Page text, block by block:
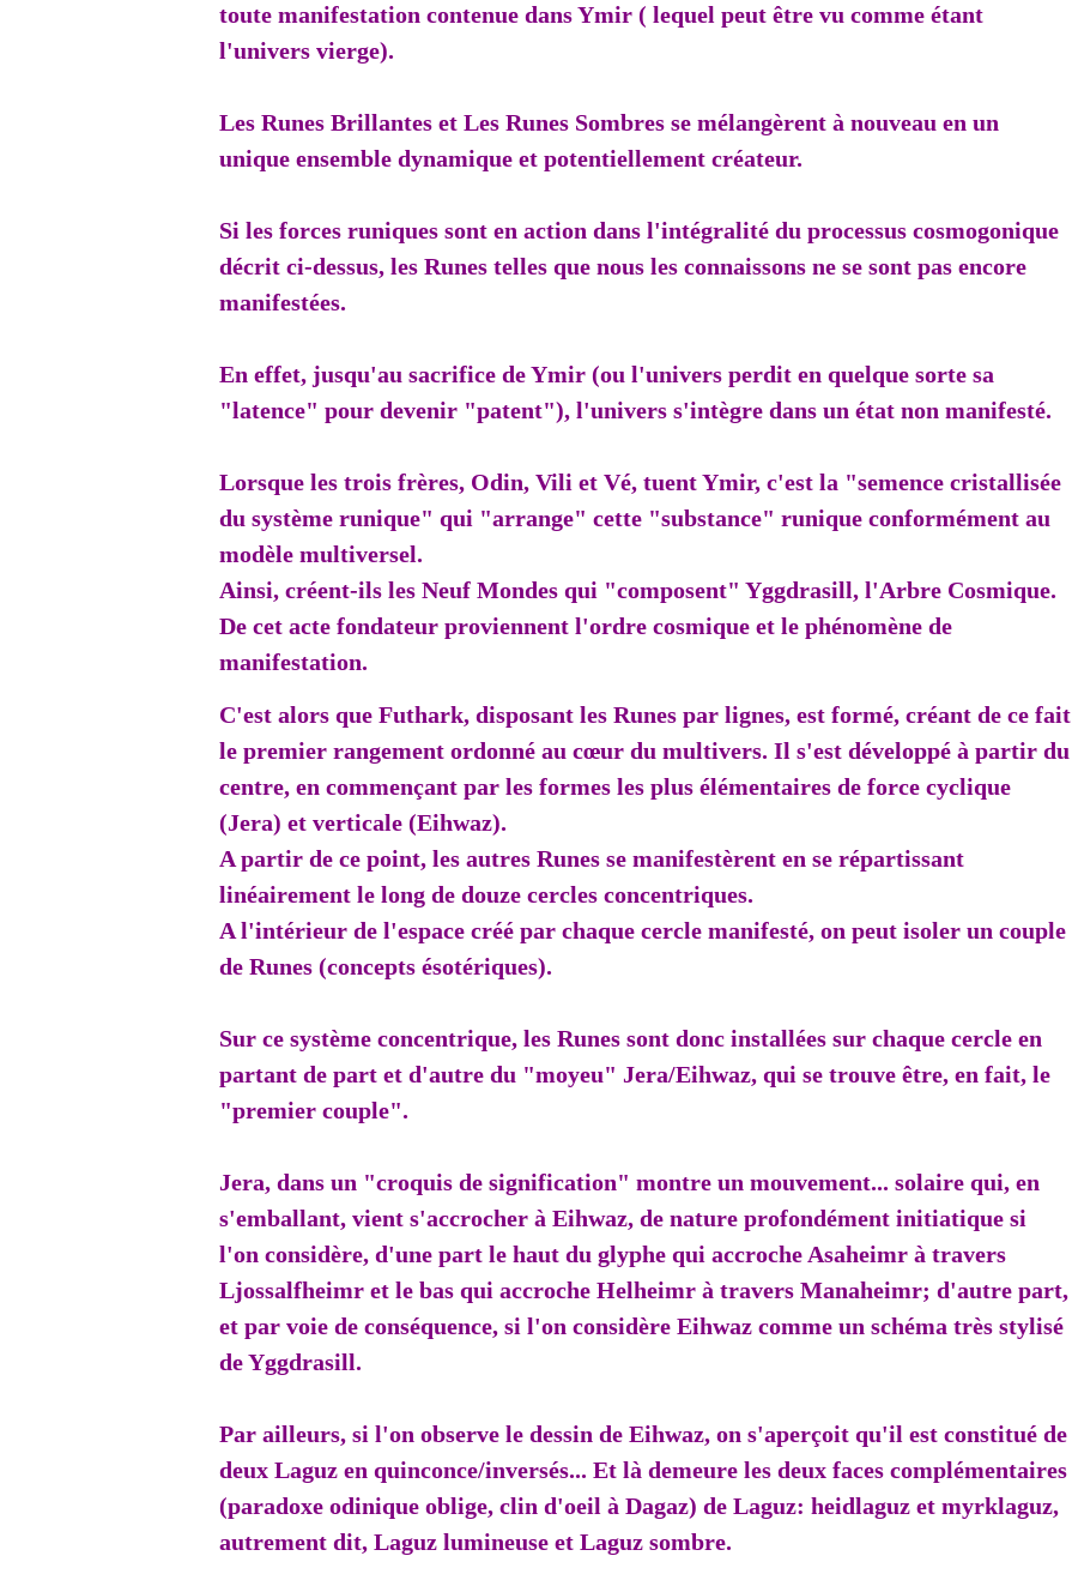
toute manifestation contenue dans Ymir ( lequel peut être vu comme étant
l'univers vierge).
Les Runes Brillantes et Les Runes Sombres se mélangèrent à nouveau en un
unique ensemble dynamique et potentiellement créateur.
Si les forces runiques sont en action dans l'intégralité du processus cosmogonique
décrit ci-dessus, les Runes telles que nous les connaissons ne se sont pas encore
manifestées.
En effet, jusqu'au sacrifice de Ymir (ou l'univers perdit en quelque sorte sa
"latence" pour devenir "patent"), l'univers s'intègre dans un état non manifesté.
Lorsque les trois frères, Odin, Vili et Vé, tuent Ymir, c'est la "semence cristallisée
du système runique" qui "arrange" cette "substance" runique conformément au
modèle multiversel.
Ainsi, créent-ils les Neuf Mondes qui "composent" Yggdrasill, l'Arbre Cosmique.
De cet acte fondateur proviennent l'ordre cosmique et le phénomène de
manifestation.
C'est alors que Futhark, disposant les Runes par lignes, est formé, créant de ce fait
le premier rangement ordonné au cœur du multivers. Il s'est développé à partir du
centre, en commençant par les formes les plus élémentaires de force cyclique
(Jera) et verticale (Eihwaz).
A partir de ce point, les autres Runes se manifestèrent en se répartissant
linéairement le long de douze cercles concentriques.
A l'intérieur de l'espace créé par chaque cercle manifesté, on peut isoler un couple
de Runes (concepts ésotériques).
Sur ce système concentrique, les Runes sont donc installées sur chaque cercle en
partant de part et d'autre du "moyeu" Jera/Eihwaz, qui se trouve être, en fait, le
"premier couple".
Jera, dans un "croquis de signification" montre un mouvement... solaire qui, en
s'emballant, vient s'accrocher à Eihwaz, de nature profondément initiatique si
l'on considère, d'une part le haut du glyphe qui accroche Asaheimr à travers
Ljossalfheimr et le bas qui accroche Helheimr à travers Manaheimr; d'autre part,
et par voie de conséquence, si l'on considère Eihwaz comme un schéma très stylisé
de Yggdrasill.
Par ailleurs, si l'on observe le dessin de Eihwaz, on s'aperçoit qu'il est constitué de
deux Laguz en quinconce/inversés... Et là demeure les deux faces complémentaires
(paradoxe odinique oblige, clin d'oeil à Dagaz) de Laguz: heidlaguz et myrklaguz,
autrement dit, Laguz lumineuse et Laguz sombre.